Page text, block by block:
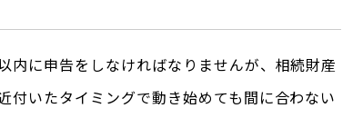
内に申告をしなければなりませんが、相続財産
付いたタイミングで動き始めても間に合わない